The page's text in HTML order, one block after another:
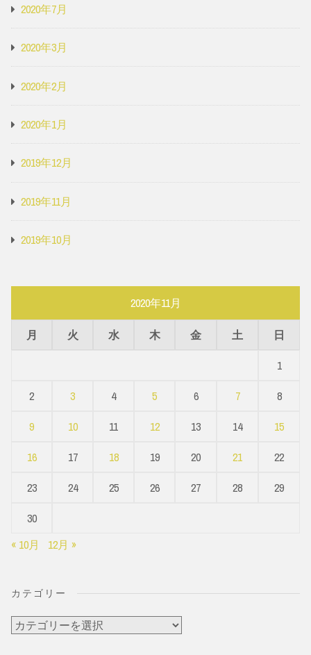
2020年7月
2020年3月
2020年2月
2020年1月
2019年12月
2019年11月
2019年10月
2020年11月
月 火 水 木 金 土
日
1
2
3 4 5 6 7
8
9
10 11 12 13 14
15
16
17 18 19 20 21
22
23
24 25 26 27 28
29
30
« 10月
12月 »
カテゴリー
カ